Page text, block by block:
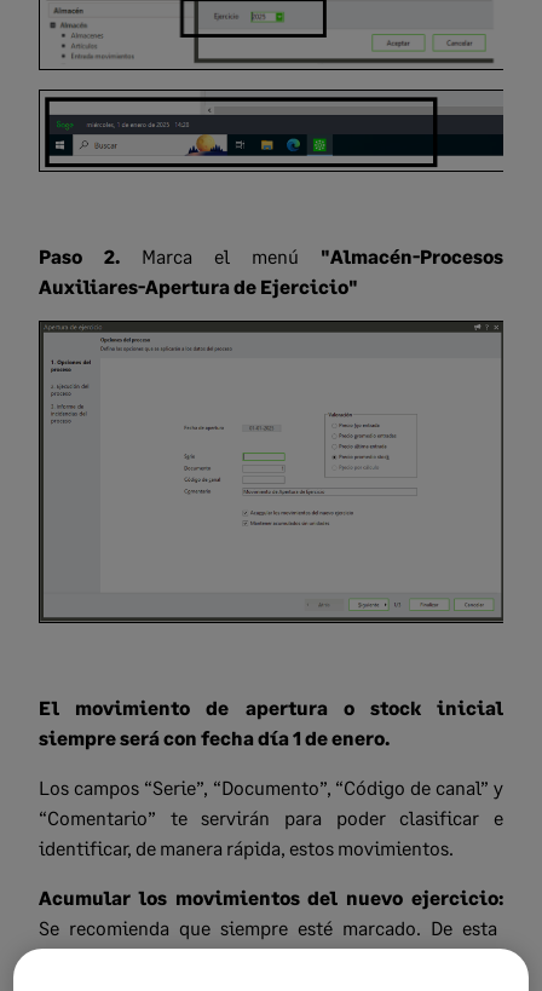
Paso 2. Marca el menú "Almacén-Procesos
Auxiliares-Apertura de Ejercicio"
El movimiento de apertura o stock inicial
siempre será con fecha día 1 de enero.
Los campos “Serie”, “Documento”, “Código de canal” y
“Comentario” te servirán para poder clasificar e
identificar, de manera rápida, estos movimientos.
Acumular los movimientos del nuevo ejercicio:
Se recomienda que siempre esté marcado. De esta
manera, si tienes movimientos ya registrados en el